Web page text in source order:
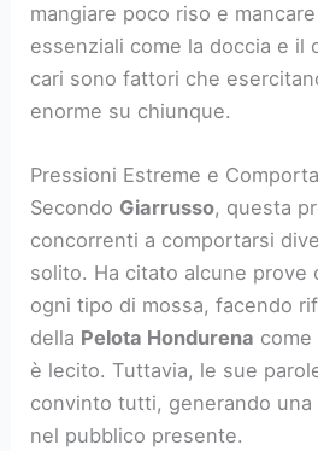
mangiare poco riso e
essenziali come la doccia e il
cari sono fattori che
enorme su chiunque.
Pressioni Estreme e
Secondo Giarrusso, questa
concorrenti a comportarsi
solito. Ha citato alcune prove
ogni tipo di mossa, facendo
della Pelota Hondurena
è lecito. Tuttavia, le sue
convinto tutti, generando una
nel pubblico presente.